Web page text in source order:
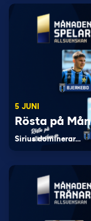
5 JUNI
Rösta på
Sirius dominerar…